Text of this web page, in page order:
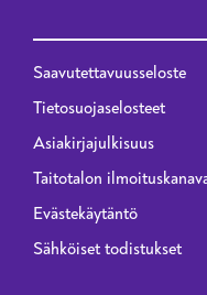
Privacy
Saavutettavuusseloste
Tietosuojaselosteet
Asiakirjajulkisuus
Taitotalon
Evästekäytäntö
Sähköiset todistukset